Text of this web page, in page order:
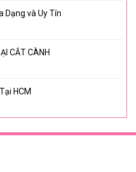
Dạng và Uy Tín
CẮT CÀNH
HCM